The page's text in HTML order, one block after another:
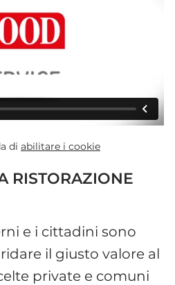
di abilitare i cookie
RISTORAZIONE
e i cittadini sono
il giusto valore al
private e comuni